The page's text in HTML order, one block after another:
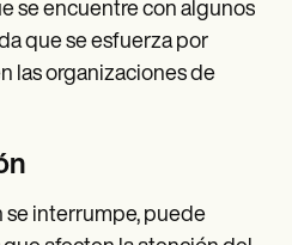
se encuentre con algunos
que se esfuerza por
las organizaciones de
se interrumpe, puede